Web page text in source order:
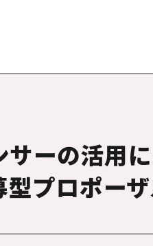
サーの活用
型プロポー